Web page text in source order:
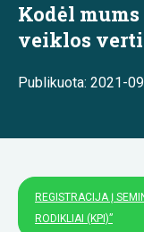
Kodėl
veiklos
Publikuota: 2021-
REGISTRACIJA Į
RODIKLIAI (KPI)”